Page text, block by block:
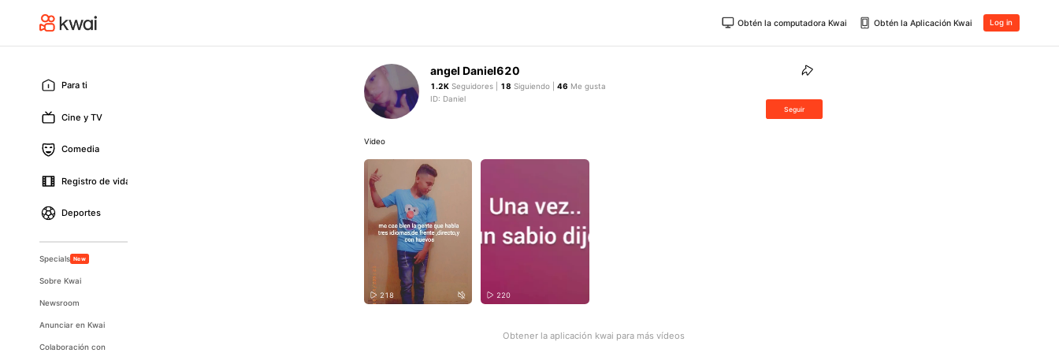
Obtén la computadora Kwai Obtén la Aplicación Kwai Log in
Para ti
Cine y TV
Comedia
Registro de vida
Deportes
Specials New
Sobre Kwai
Newsroom
Anunciar en Kwai
Colaboración con
angel Daniel620
1.2K Seguidores | 18 Siguiendo |46 Me gusta
ID: Daniel
Seguir
Video
218 220
Obtener la aplicación kwai para más vídeos